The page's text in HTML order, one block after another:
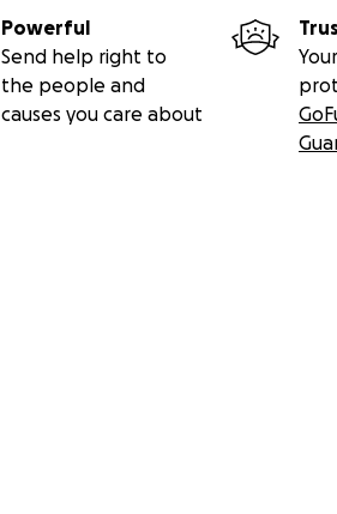
Powerful
Send help right to
the people and
causes you care about